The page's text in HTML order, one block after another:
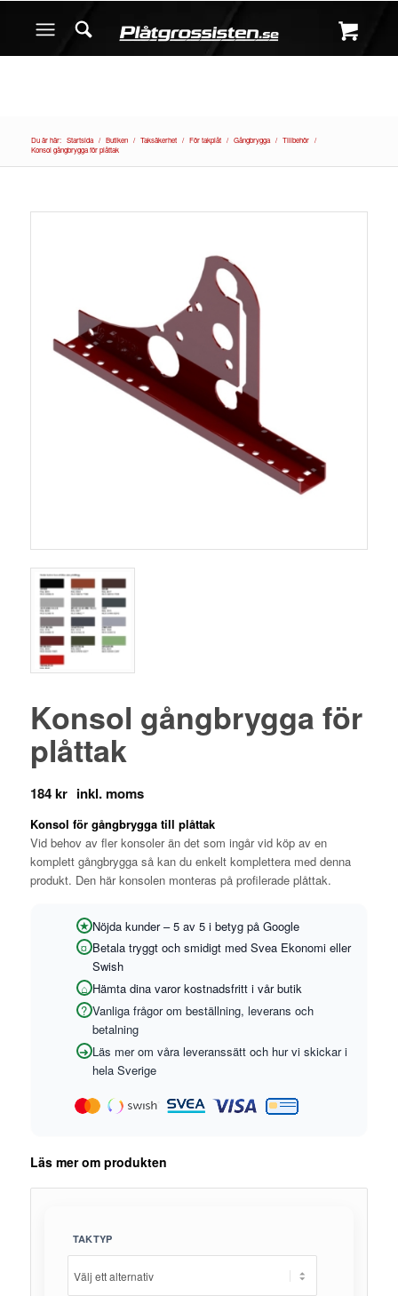
Du är här: Startsida / Butiken / Taksäkerhet / För takplåt / Gångbrygga / Tillbehör /
Konsol gångbrygga för plåttak
Konsol gångbrygga för
plåttak
184kr
Konsol för gångbrygga till plåttak
Vid behov av fler konsoler än det som ingår vid köp av en
komplett gångbrygga så kan du enkelt komplettera med denna
produkt. Den här konsolen monteras på profilerade plåttak.
Nöjda kunder – 5 av 5 i betyg på Google
Betala tryggt och smidigt med Svea Ekonomi eller
Swish
Hämta dina varor kostnadsfritt i vår butik
Vanliga frågor om beställning, leverans och
betalning
Läs mer om våra leveranssätt och hur vi skickar i
hela Sverige
Läs mer om produkten
TAKTYP